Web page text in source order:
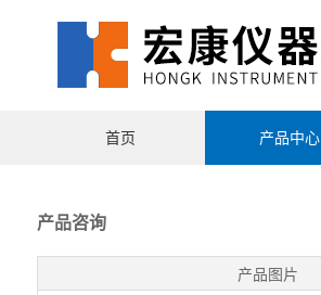
首页 产品中心
产品咨询
产品图片